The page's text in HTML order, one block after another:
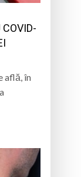
află, în